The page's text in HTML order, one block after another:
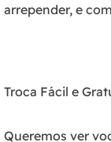
arrepender, e
Troca Fácil e
Queremos ver